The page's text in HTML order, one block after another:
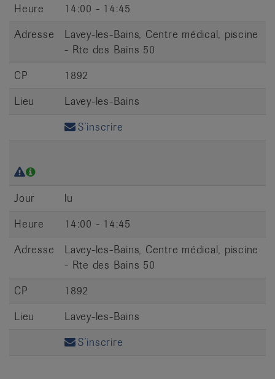
Heure
14:00 - 14:45
Adresse
Lavey-les-Bains, Centre médical, piscine
- Rte des Bains 50
CP
1892
Lieu
Lavey-les-Bains
S’inscrire
Jour
lu
Heure
14:00 - 14:45
Adresse
Lavey-les-Bains, Centre médical, piscine
- Rte des Bains 50
CP
1892
Lieu
Lavey-les-Bains
S’inscrire